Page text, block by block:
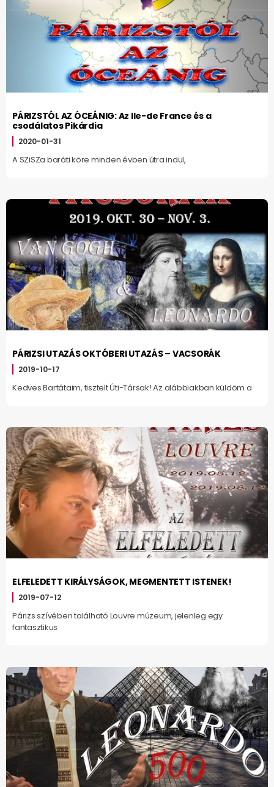
PÁRIZSTÓL AZ ÓCEÁNIG: Az Ile-de France és a
csodálatos Pikárdia
2020-01-31
A SZiSZa baráti köre minden évben útra indul,
PÁRIZSI UTAZÁS OKTÓBERI UTAZÁS – VACSORÁK
2019-10-17
Kedves Bartátaim, tisztelt Úti-Társak! Az alábbiakban küldöm a
ELFELEDETT KIRÁLYSÁGOK, MEGMENTETT ISTENEK!
2019-07-12
Párizs szívében található Louvre múzeum, jelenleg egy
fantasztikus